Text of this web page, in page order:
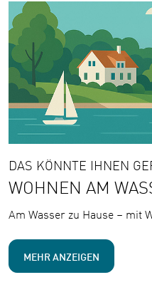
DAS KÖNNTE IHNEN
WOHNEN AM
Am Wasser zu Hause – mit
MEHR ANZEIGEN